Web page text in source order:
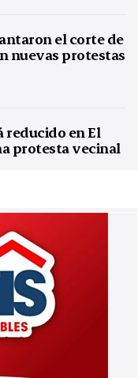
el corte de
nuevas protestas
reducido en El
protesta vecinal